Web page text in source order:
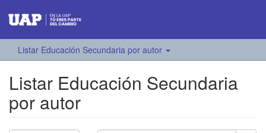
Listar Educación Secundaria por autor
Listar Educación Secundaria
por autor